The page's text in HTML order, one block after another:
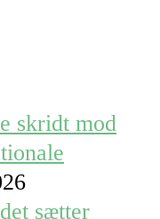
skridt mod
sætter